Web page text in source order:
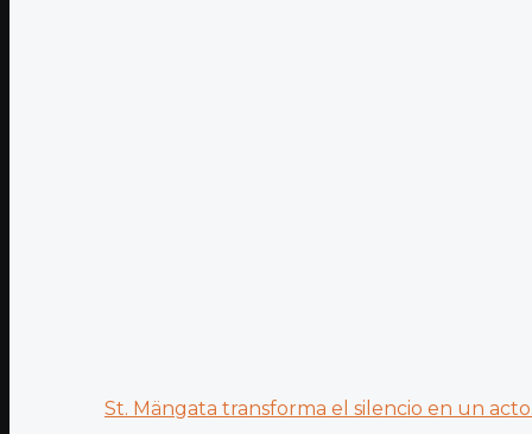
St. Mängata transforma el silencio en un